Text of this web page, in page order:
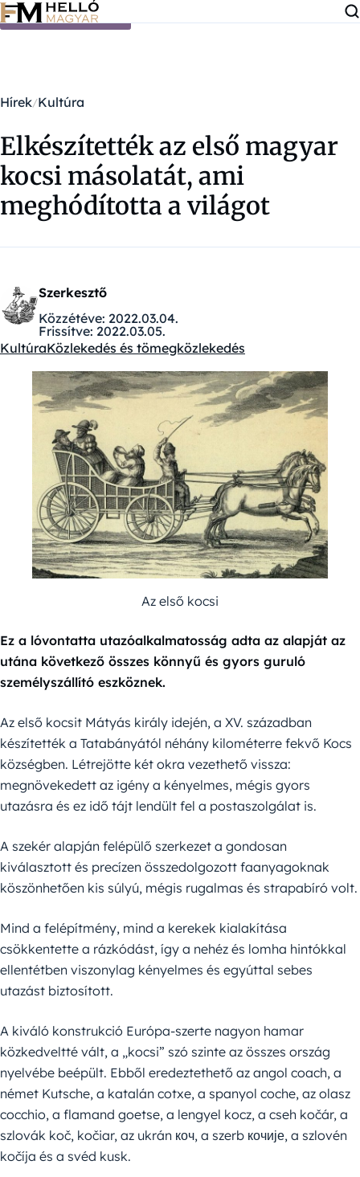
Ugrás a tartalomra
Hírek Kultúra
Elkészítették az első magyar
kocsi másolatát, ami
meghódította a világot
Szerkesztő
Közzétéve: 2022.03.04.
Frissítve: 2022.03.05.
Kategóriák:
KultúraKözlekedés és tömegközlekedés
Az első kocsi
Ez a lóvontatta utazóalkalmatosság adta az alapját az
utána következő összes könnyű és gyors guruló
személyszállító eszköznek.
Az első kocsit Mátyás király idején, a XV. században
készítették a Tatabányától néhány kilométerre fekvő Kocs
községben. Létrejötte két okra vezethető vissza:
megnövekedett az igény a kényelmes, mégis gyors
utazásra és ez idő tájt lendült fel a postaszolgálat is.
A szekér alapján felépülő szerkezet a gondosan
kiválasztott és precízen összedolgozott faanyagoknak
köszönhetően kis súlyú, mégis rugalmas és strapabíró volt.
Mind a felépítmény, mind a kerekek kialakítása
csökkentette a rázkódást, így a nehéz és lomha hintókkal
ellentétben viszonylag kényelmes és egyúttal sebes
utazást biztosított.
A kiváló konstrukció Európa-szerte nagyon hamar
közkedveltté vált, a „kocsi” szó szinte az összes ország
nyelvébe beépült. Ebből eredeztethető az angol coach, a
német Kutsche, a katalán cotxe, a spanyol coche, az olasz
cocchio, a flamand goetse, a lengyel kocz, a cseh kočár, a
szlovák koč, kočiar, az ukrán коч, a szerb кочије, a szlovén
kočíja és a svéd kusk.